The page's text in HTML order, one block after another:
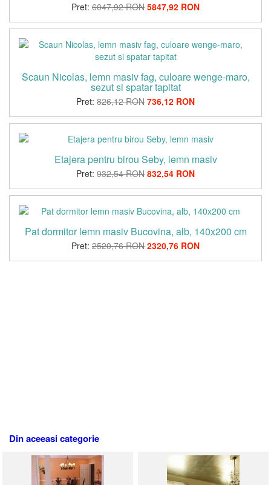
Pret: 6047,92 RON 5847,92 RON
Scaun Nicolas, lemn masiv fag, culoare wenge-maro,
sezut si spatar tapitat
Pret: 826,12 RON 736,12 RON
Etajera pentru birou Seby, lemn masiv
Pret: 932,54 RON 832,54 RON
Pat dormitor lemn masiv Bucovina, alb, 140x200 cm
Pret: 2520,76 RON 2320,76 RON
Din aceeasi categorie